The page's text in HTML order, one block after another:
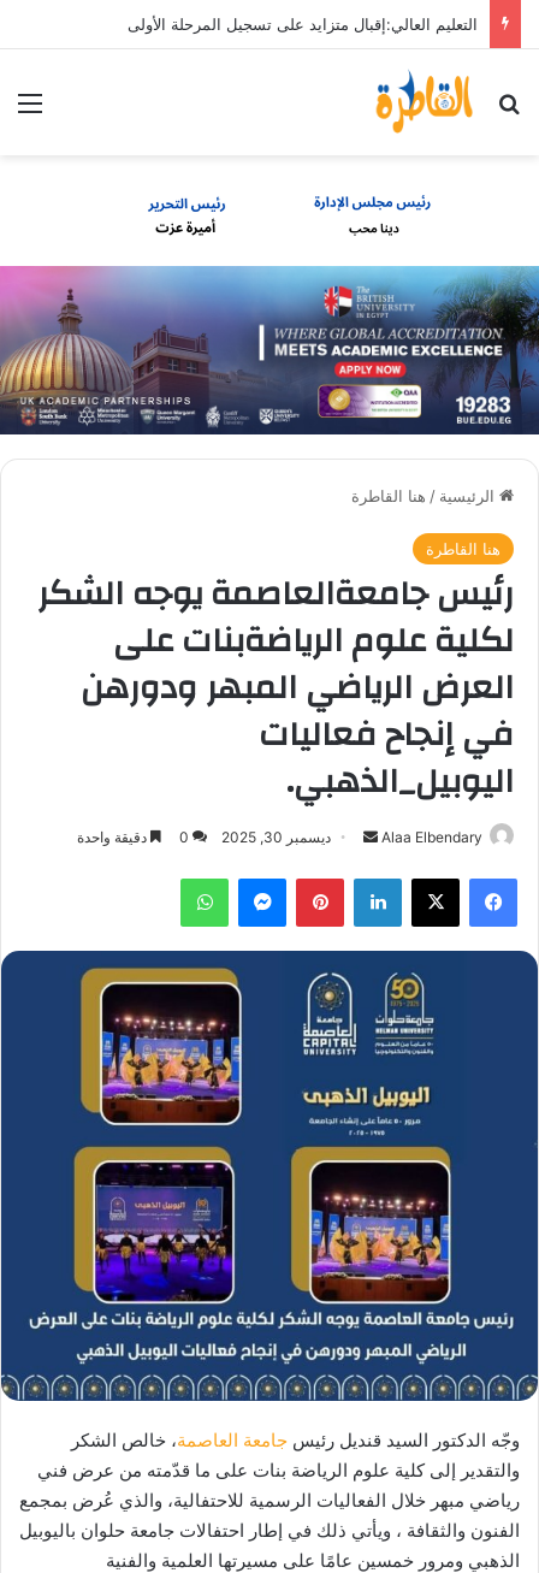
التعليم العالي:إقبال متزايد على تسجيل المرحلة الأولى
بحث عن
الرئيسية / هنا القاطرة
هنا القاطرة
رئيس جامعةالعاصمة يوجه الشكر
لكلية علوم الرياضةبنات على
العرض الرياضي المبهر ودورهن
في إنجاح فعاليات
اليوبيل_الذهبي.
Alaa Elbendary
أرسل
إلكترونيا
ديسمبر 30, 2025 0 دقيقة واحدة
فيسبوك ‫X لينكدإن بينتيريستماسنجر واتساب
وجّه الدكتور السيد قنديل رئيس جامعة العاصمة، خالص الشكر
والتقدير إلى كلية علوم الرياضة بنات على ما قدّمته من عرض فني
رياضي مبهر خلال الفعاليات الرسمية للاحتفالية، والذي عُرض بمجمع
الفنون والثقافة ، ويأتي ذلك في إطار احتفالات جامعة حلوان باليوبيل
الذهبي ومرور خمسين عامًا على مسيرتها العلمية والفنية